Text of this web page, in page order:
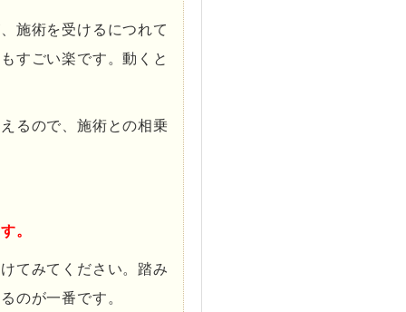
施術を受けるにつれて
すごい楽です。動くと
るので、施術との相乗
。
てみてください。踏み
のが一番です。